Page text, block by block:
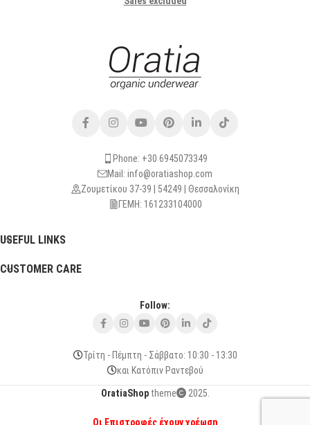
Phone: +30 6945073349
Mail: info@oratiashop.com
Ζουμετίκου 37-39 | 54249 | Θεσσαλονίκη
ΓΕΜΗ: 161233104000
USEFUL LINKS
CUSTOMER CARE
Follow:
Τρίτη - Πέμπτη - Σάββατο: 10:30 - 13:30
και Κατόπιν Ραντεβού
OratiaShoptheme 2025.
Οι Επιστροφές έχουν χρέωση